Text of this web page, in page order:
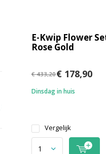
E-Kwip Flower
Rose Gold
€ 433,20€ 178,90
Dinsdag in huis
Vergelijk